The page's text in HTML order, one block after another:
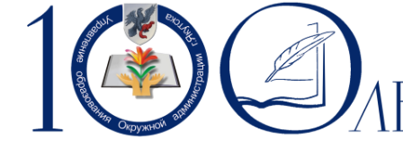
Перейти к основному содержанию
Skip to search